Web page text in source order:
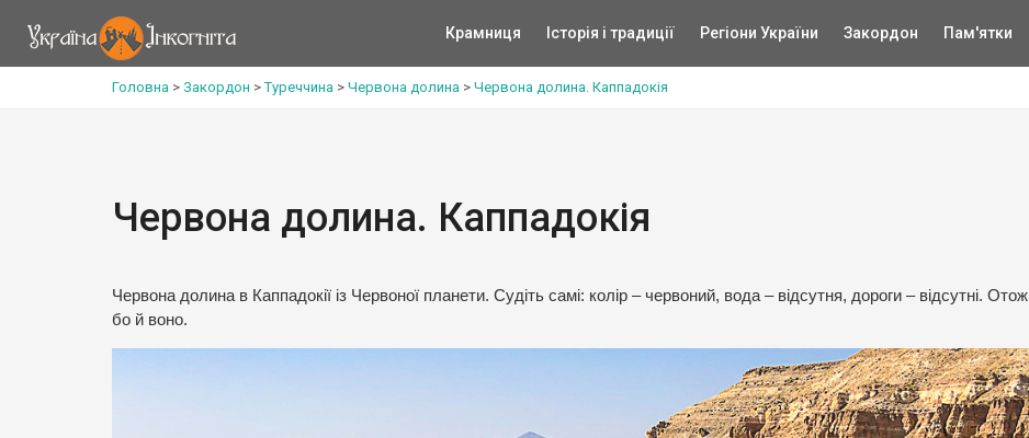
Крамниця Історія і традиції Регіони України Закордон Пам'ятки
Головна > Закордон >Туреччина > Червона долина > Червона долина. Каппадокія
Червона долина. Каппадокія
Червона долина в Каппадокії із Червоної планети. Судіть самі: колір – червоний, вода – відсутня, дороги – відсутні. Отож
бо й воно.